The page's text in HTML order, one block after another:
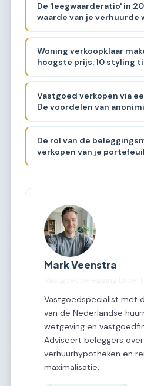
De 'leegwaarderatio' in
waarde van je verhuurde
Woning verkoopklaar
hoogste prijs: 10 styling
Vastgoed verkopen via
De voordelen van
De rol van de
verkopen van je
Mark Veenstra
Vastgoedspecialist met
van de Nederlandse
wetgeving en
Adviseert beleggers over
verhuurhypotheken en
maximalisatie.